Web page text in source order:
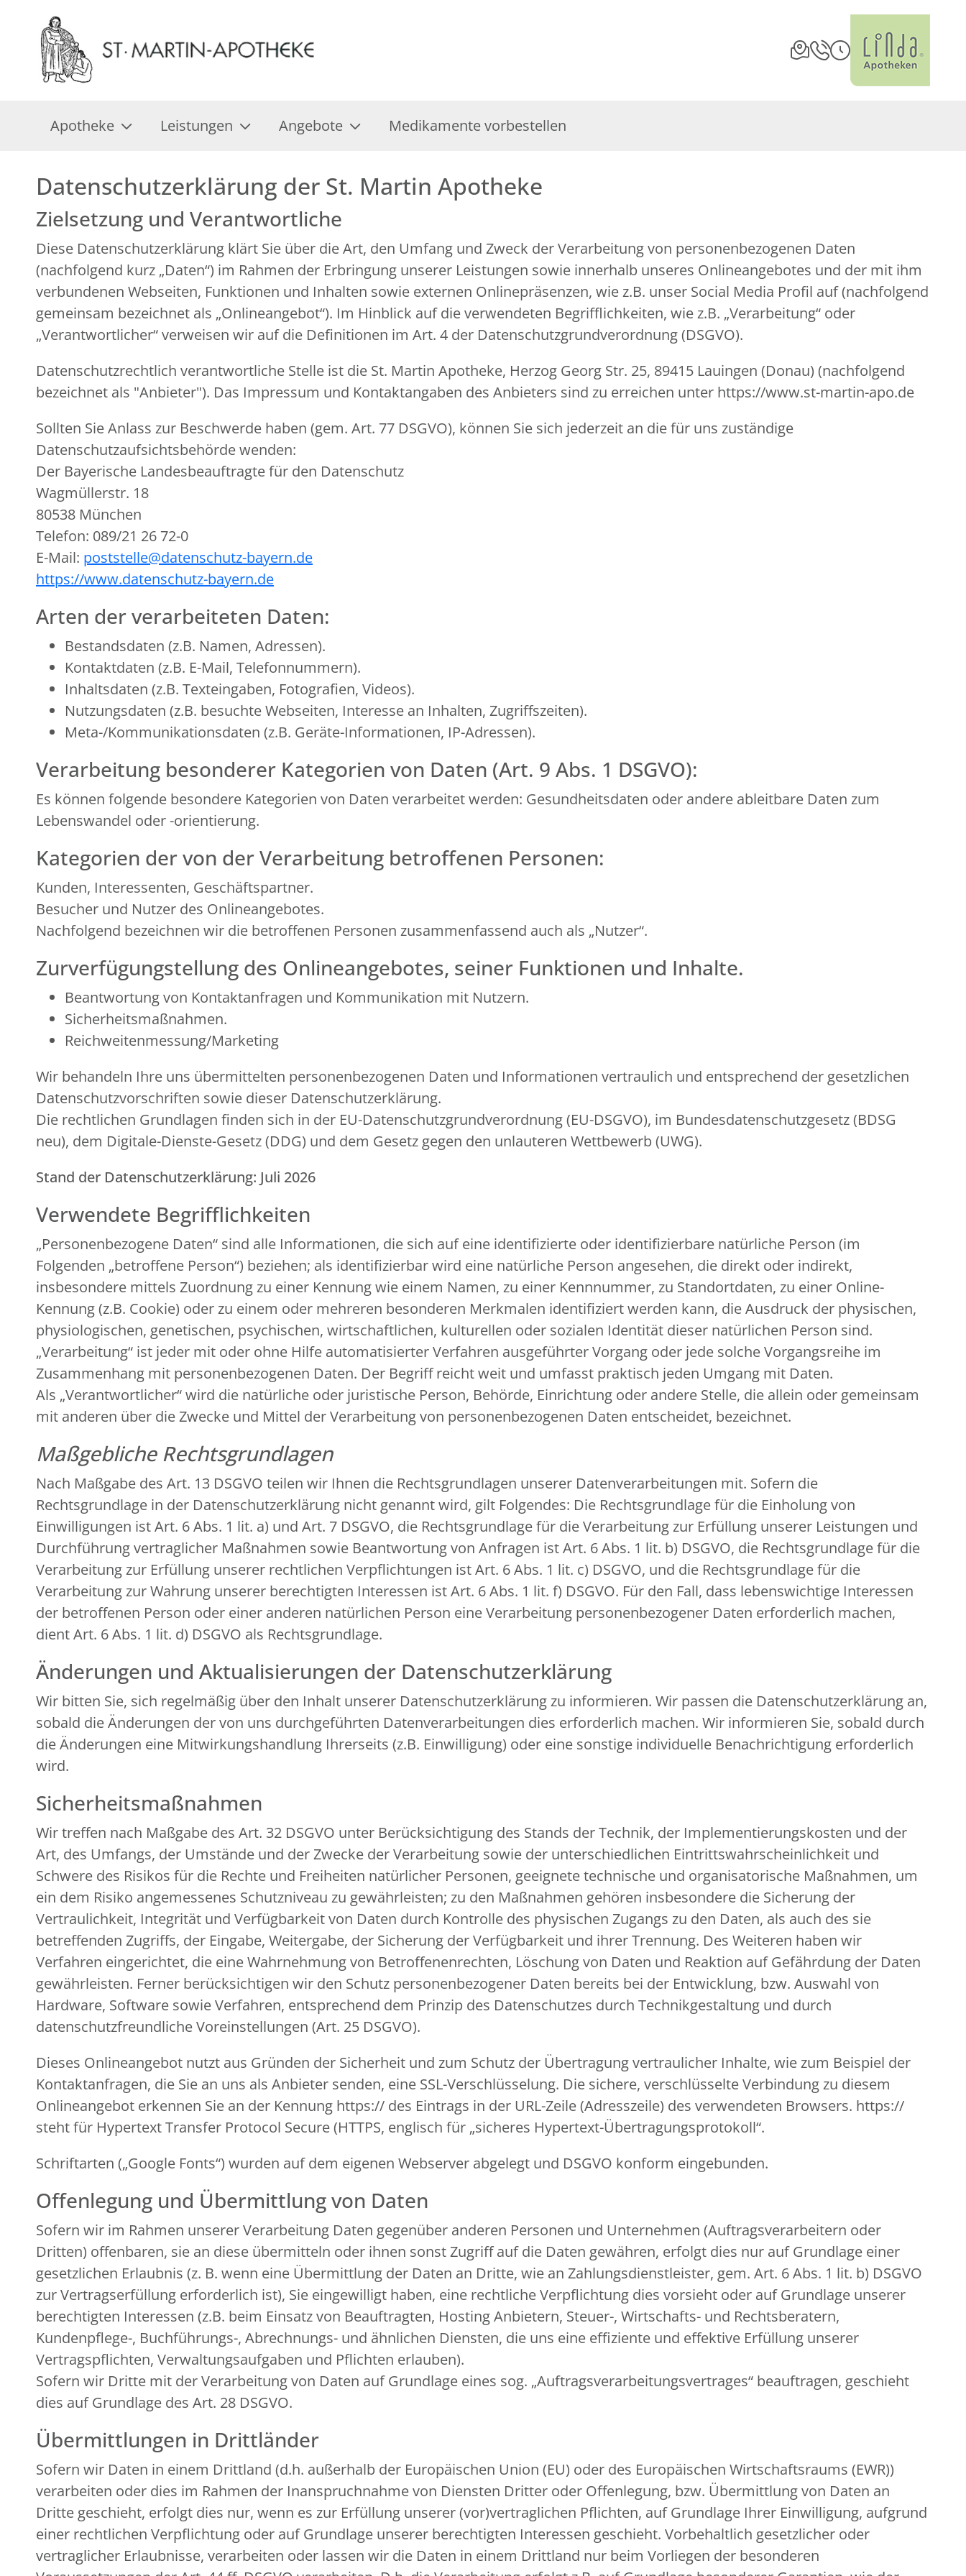
Apotheke Leistungen Angebote Medikamente vorbestellen
Datenschutzerklärung der St. Martin Apotheke
Zielsetzung und Verantwortliche
Diese Datenschutzerklärung klärt Sie über die Art, den Umfang und Zweck der Verarbeitung von personenbezogenen Daten
(nachfolgend kurz „Daten“) im Rahmen der Erbringung unserer Leistungen sowie innerhalb unseres Onlineangebotes und der mit ihm
verbundenen Webseiten, Funktionen und Inhalten sowie externen Onlinepräsenzen, wie z.B. unser Social Media Profil auf (nachfolgend
gemeinsam bezeichnet als „Onlineangebot“). Im Hinblick auf die verwendeten Begrifflichkeiten, wie z.B. „Verarbeitung“ oder
„Verantwortlicher“ verweisen wir auf die Definitionen im Art. 4 der Datenschutzgrundverordnung (DSGVO).
Datenschutzrechtlich verantwortliche Stelle ist die St. Martin Apotheke, Herzog Georg Str. 25, 89415 Lauingen (Donau) (nachfolgend
bezeichnet als "Anbieter"). Das Impressum und Kontaktangaben des Anbieters sind zu erreichen unter https://www.st-martin-apo.de
Sollten Sie Anlass zur Beschwerde haben (gem. Art. 77 DSGVO), können Sie sich jederzeit an die für uns zuständige
Datenschutzaufsichtsbehörde wenden:
Der Bayerische Landesbeauftragte für den Datenschutz
Wagmüllerstr. 18
80538 München
Telefon: 089/21 26 72-0
E-Mail: poststelle@datenschutz-bayern.de
https://www.datenschutz-bayern.de
Arten der verarbeiteten Daten:
Bestandsdaten (z.B. Namen, Adressen).
Kontaktdaten (z.B. E-Mail, Telefonnummern).
Inhaltsdaten (z.B. Texteingaben, Fotografien, Videos).
Nutzungsdaten (z.B. besuchte Webseiten, Interesse an Inhalten, Zugriffszeiten).
Meta-/Kommunikationsdaten (z.B. Geräte-Informationen, IP-Adressen).
Verarbeitung besonderer Kategorien von Daten (Art. 9 Abs. 1 DSGVO):
Es können folgende besondere Kategorien von Daten verarbeitet werden: Gesundheitsdaten oder andere ableitbare Daten zum
Lebenswandel oder -orientierung.
Kategorien der von der Verarbeitung betroffenen Personen:
Kunden, Interessenten, Geschäftspartner.
Besucher und Nutzer des Onlineangebotes.
Nachfolgend bezeichnen wir die betroffenen Personen zusammenfassend auch als „Nutzer“.
Zurverfügungstellung des Onlineangebotes, seiner Funktionen und Inhalte.
Beantwortung von Kontaktanfragen und Kommunikation mit Nutzern.
Sicherheitsmaßnahmen.
Reichweitenmessung/Marketing
Wir behandeln Ihre uns übermittelten personenbezogenen Daten und Informationen vertraulich und entsprechend der gesetzlichen
Datenschutzvorschriften sowie dieser Datenschutzerklärung.
Die rechtlichen Grundlagen finden sich in der EU-Datenschutzgrundverordnung (EU-DSGVO), im Bundesdatenschutzgesetz (BDSG
neu), dem Digitale-Dienste-Gesetz (DDG) und dem Gesetz gegen den unlauteren Wettbewerb (UWG).
Stand der Datenschutzerklärung: Juli 2026
Verwendete Begrifflichkeiten
„Personenbezogene Daten“ sind alle Informationen, die sich auf eine identifizierte oder identifizierbare natürliche Person (im
Folgenden „betroffene Person“) beziehen; als identifizierbar wird eine natürliche Person angesehen, die direkt oder indirekt,
insbesondere mittels Zuordnung zu einer Kennung wie einem Namen, zu einer Kennnummer, zu Standortdaten, zu einer Online-
Kennung (z.B. Cookie) oder zu einem oder mehreren besonderen Merkmalen identifiziert werden kann, die Ausdruck der physischen,
physiologischen, genetischen, psychischen, wirtschaftlichen, kulturellen oder sozialen Identität dieser natürlichen Person sind.
„Verarbeitung“ ist jeder mit oder ohne Hilfe automatisierter Verfahren ausgeführter Vorgang oder jede solche Vorgangsreihe im
Zusammenhang mit personenbezogenen Daten. Der Begriff reicht weit und umfasst praktisch jeden Umgang mit Daten.
Als „Verantwortlicher“ wird die natürliche oder juristische Person, Behörde, Einrichtung oder andere Stelle, die allein oder gemeinsam
mit anderen über die Zwecke und Mittel der Verarbeitung von personenbezogenen Daten entscheidet, bezeichnet.
Maßgebliche Rechtsgrundlagen
Nach Maßgabe des Art. 13 DSGVO teilen wir Ihnen die Rechtsgrundlagen unserer Datenverarbeitungen mit. Sofern die
Rechtsgrundlage in der Datenschutzerklärung nicht genannt wird, gilt Folgendes: Die Rechtsgrundlage für die Einholung von
Einwilligungen ist Art. 6 Abs. 1 lit. a) und Art. 7 DSGVO, die Rechtsgrundlage für die Verarbeitung zur Erfüllung unserer Leistungen und
Durchführung vertraglicher Maßnahmen sowie Beantwortung von Anfragen ist Art. 6 Abs. 1 lit. b) DSGVO, die Rechtsgrundlage für die
Verarbeitung zur Erfüllung unserer rechtlichen Verpflichtungen ist Art. 6 Abs. 1 lit. c) DSGVO, und die Rechtsgrundlage für die
Verarbeitung zur Wahrung unserer berechtigten Interessen ist Art. 6 Abs. 1 lit. f) DSGVO. Für den Fall, dass lebenswichtige Interessen
der betroffenen Person oder einer anderen natürlichen Person eine Verarbeitung personenbezogener Daten erforderlich machen,
dient Art. 6 Abs. 1 lit. d) DSGVO als Rechtsgrundlage.
Änderungen und Aktualisierungen der Datenschutzerklärung
Wir bitten Sie, sich regelmäßig über den Inhalt unserer Datenschutzerklärung zu informieren. Wir passen die Datenschutzerklärung an,
sobald die Änderungen der von uns durchgeführten Datenverarbeitungen dies erforderlich machen. Wir informieren Sie, sobald durch
die Änderungen eine Mitwirkungshandlung Ihrerseits (z.B. Einwilligung) oder eine sonstige individuelle Benachrichtigung erforderlich
wird.
Sicherheitsmaßnahmen
Wir treffen nach Maßgabe des Art. 32 DSGVO unter Berücksichtigung des Stands der Technik, der Implementierungskosten und der
Art, des Umfangs, der Umstände und der Zwecke der Verarbeitung sowie der unterschiedlichen Eintrittswahrscheinlichkeit und
Schwere des Risikos für die Rechte und Freiheiten natürlicher Personen, geeignete technische und organisatorische Maßnahmen, um
ein dem Risiko angemessenes Schutzniveau zu gewährleisten; zu den Maßnahmen gehören insbesondere die Sicherung der
Vertraulichkeit, Integrität und Verfügbarkeit von Daten durch Kontrolle des physischen Zugangs zu den Daten, als auch des sie
betreffenden Zugriffs, der Eingabe, Weitergabe, der Sicherung der Verfügbarkeit und ihrer Trennung. Des Weiteren haben wir
Verfahren eingerichtet, die eine Wahrnehmung von Betroffenenrechten, Löschung von Daten und Reaktion auf Gefährdung der Daten
gewährleisten. Ferner berücksichtigen wir den Schutz personenbezogener Daten bereits bei der Entwicklung, bzw. Auswahl von
Hardware, Software sowie Verfahren, entsprechend dem Prinzip des Datenschutzes durch Technikgestaltung und durch
datenschutzfreundliche Voreinstellungen (Art. 25 DSGVO).
Dieses Onlineangebot nutzt aus Gründen der Sicherheit und zum Schutz der Übertragung vertraulicher Inhalte, wie zum Beispiel der
Kontaktanfragen, die Sie an uns als Anbieter senden, eine SSL-Verschlüsselung. Die sichere, verschlüsselte Verbindung zu diesem
Onlineangebot erkennen Sie an der Kennung https:// des Eintrags in der URL-Zeile (Adresszeile) des verwendeten Browsers. https://
steht für Hypertext Transfer Protocol Secure (HTTPS, englisch für „sicheres Hypertext-Übertragungsprotokoll“.
Schriftarten („Google Fonts“) wurden auf dem eigenen Webserver abgelegt und DSGVO konform eingebunden.
Offenlegung und Übermittlung von Daten
Sofern wir im Rahmen unserer Verarbeitung Daten gegenüber anderen Personen und Unternehmen (Auftragsverarbeitern oder
Dritten) offenbaren, sie an diese übermitteln oder ihnen sonst Zugriff auf die Daten gewähren, erfolgt dies nur auf Grundlage einer
gesetzlichen Erlaubnis (z. B. wenn eine Übermittlung der Daten an Dritte, wie an Zahlungsdienstleister, gem. Art. 6 Abs. 1 lit. b) DSGVO
zur Vertragserfüllung erforderlich ist), Sie eingewilligt haben, eine rechtliche Verpflichtung dies vorsieht oder auf Grundlage unserer
berechtigten Interessen (z.B. beim Einsatz von Beauftragten, Hosting Anbietern, Steuer-, Wirtschafts- und Rechtsberatern,
Kundenpflege-, Buchführungs-, Abrechnungs- und ähnlichen Diensten, die uns eine effiziente und effektive Erfüllung unserer
Vertragspflichten, Verwaltungsaufgaben und Pflichten erlauben).
Sofern wir Dritte mit der Verarbeitung von Daten auf Grundlage eines sog. „Auftragsverarbeitungsvertrages“ beauftragen, geschieht
dies auf Grundlage des Art. 28 DSGVO.
Übermittlungen in Drittländer
Sofern wir Daten in einem Drittland (d.h. außerhalb der Europäischen Union (EU) oder des Europäischen Wirtschaftsraums (EWR))
verarbeiten oder dies im Rahmen der Inanspruchnahme von Diensten Dritter oder Offenlegung, bzw. Übermittlung von Daten an
Dritte geschieht, erfolgt dies nur, wenn es zur Erfüllung unserer (vor)vertraglichen Pflichten, auf Grundlage Ihrer Einwilligung, aufgrund
einer rechtlichen Verpflichtung oder auf Grundlage unserer berechtigten Interessen geschieht. Vorbehaltlich gesetzlicher oder
vertraglicher Erlaubnisse, verarbeiten oder lassen wir die Daten in einem Drittland nur beim Vorliegen der besonderen